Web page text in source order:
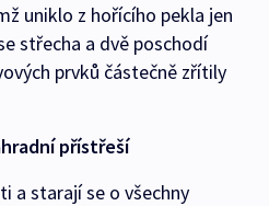
uniklo z hořícího pekla jen
střecha a dvě poschodí
prvků částečně zřítily
přístřeší
a starají se o všechny